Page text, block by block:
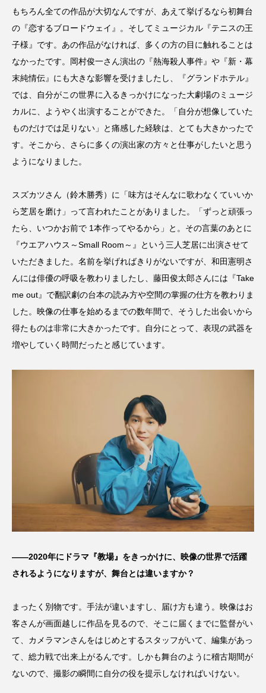
もちろん全ての作品が大切なんですが、あえて挙げるなら初舞台
の『恋するブロードウェイ』。そしてミュージカル『テニスの王
子様』です。あの作品がなければ、多くの方の目に触れることは
なかったです。岡村俊一さん演出の『熱海殺人事件』や『新・幕
末純情伝』にも大きな影響を受けましたし、『グランドホテル』
では、自分がこの世界に入るきっかけになった大劇場のミュージ
カルに、ようやく出演することができた。「自分が想像していた
ものだけでは足りない」と痛感した経験は、とても大きかったで
す。そこから、さらに多くの演出家の方々と仕事がしたいと思う
ようになりました。
スズカツさん（鈴木勝秀）に「味方はそんなに歌わなくていいか
ら芝居を磨け」って言われたことがありました。「ずっと頑張っ
たら、いつかお前で 1本作ってやるから」と。その言葉のあとに
『ウエアハウス～Small Room～』という三人芝居に出演させて
いただきました。名前を挙げればきりがないですが、和田憲明さ
んには俳優の呼吸を教わりましたし、藤田俊太郎さんには『Take
me out』で翻訳劇の台本の読み方や空間の掌握の仕方を教わりま
した。映像の仕事を始めるまでの数年間で、そうした出会いから
得たものは非常に大きかったです。自分にとって、表現の武器を
増やしていく時間だったと感じています。
――2020年にドラマ『教場』をきっかけに、映像の世界で活躍
されるようになりますが、舞台とは違いますか？
まったく別物です。手法が違いますし、届け方も違う。映像はお
客さんが画面越しに作品を見るので、そこに届くまでに監督がい
て、カメラマンさんをはじめとするスタッフがいて、編集があっ
て、総力戦で出来上がるんです。しかも舞台のように稽古期間が
ないので、撮影の瞬間に自分の役を提示しなければいけない。